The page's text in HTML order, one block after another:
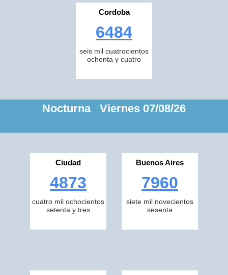
Cordoba
6484
seis mil cuatrocientos
ochenta y cuatro
Nocturna Viernes 07/08/26
Ciudad
4873
cuatro mil ochocientos
setenta y tres
Buenos Aires
7960
siete mil novecientos
sesenta